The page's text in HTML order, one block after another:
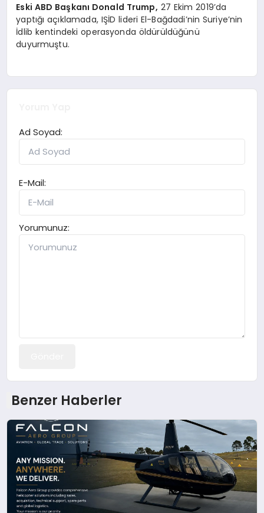
Eski ABD Başkanı Donald Trump, 27 Ekim 2019’da
yaptığı açıklamada, IŞİD lideri El-Bağdadi’nin Suriye’nin
İdlib kentindeki operasyonda öldürüldüğünü
duyurmuştu.
Ad Soyad:
E-Mail:
Yorumunuz:
Benzer Haberler